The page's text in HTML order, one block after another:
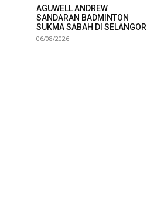
AGUWELL ANDREW
SANDARAN BADMINTON
SUKMA SABAH DI SELANGOR
06/08/2026